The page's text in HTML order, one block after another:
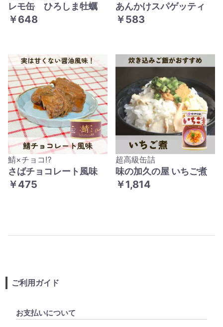
レモ缶 ひろしま牡蠣
￥648
あんかけスパゲッティ
￥583
鯖×チョコ⁉
さばチョコレート風味
￥475
超高級缶詰
味の加久の屋 いちご煮
￥1,814
ご利用ガイド
お支払いについて